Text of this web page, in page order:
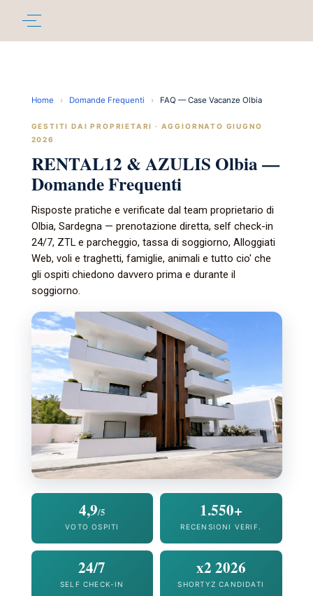
Home › Domande Frequenti › FAQ — Case Vacanze Olbia
GESTITI DAI PROPRIETARI · AGGIORNATO GIUGNO
2026
RENTAL12 & AZULIS Olbia —
Domande Frequenti
Risposte pratiche e verificate dal team proprietario di
Olbia, Sardegna — prenotazione diretta, self check-in
24/7, ZTL e parcheggio, tassa di soggiorno, Alloggiati
Web, voli e traghetti, famiglie, animali e tutto cio' che
gli ospiti chiedono davvero prima e durante il
soggiorno.
4,9/5
VOTO OSPITI
1.550+
RECENSIONI VERIF.
24/7
SELF CHECK-IN
x2 2026
SHORTYZ CANDIDATI